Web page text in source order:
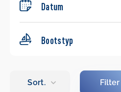
Datum
Bootstyp